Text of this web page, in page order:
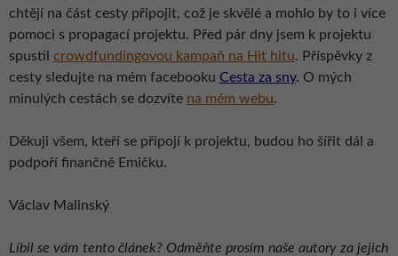
chtějí na část cesty připojit, což je skvělé a mohlo by to i více
pomoci s propagací projektu. Před pár dny jsem k projektu
spustil crowdfundingovou kampaň na Hit hitu. Příspěvky z
cesty sledujte na mém facebooku Cesta za sny. O mých
minulých cestách se dozvíte na mém webu.
Děkuji všem, kteří se připojí k projektu, budou ho šířit dál a
podpoří finančně Emičku.
Václav Malinský
Líbil se vám tento článek? Odměňte prosím naše autory za jejich